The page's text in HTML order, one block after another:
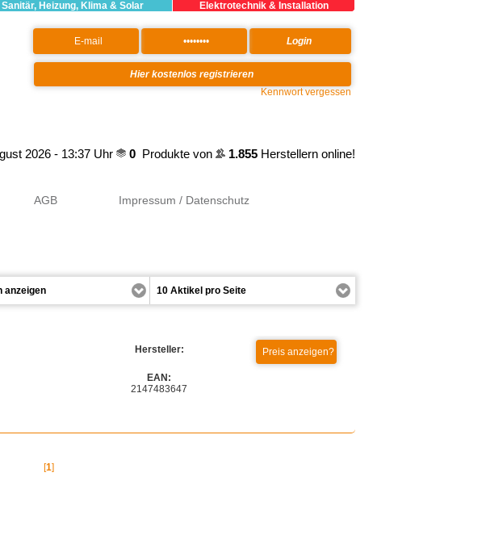
Sanitär, Heizung, Klima & Solar Elektrotechnik & Installation
Kennwort vergessen
2026 - 13:37 Uhr 0 Produkte von 1.855 Herstellern online!
AGB Impressum / Datenschutz
Hersteller:
EAN:
2147483647
[1]